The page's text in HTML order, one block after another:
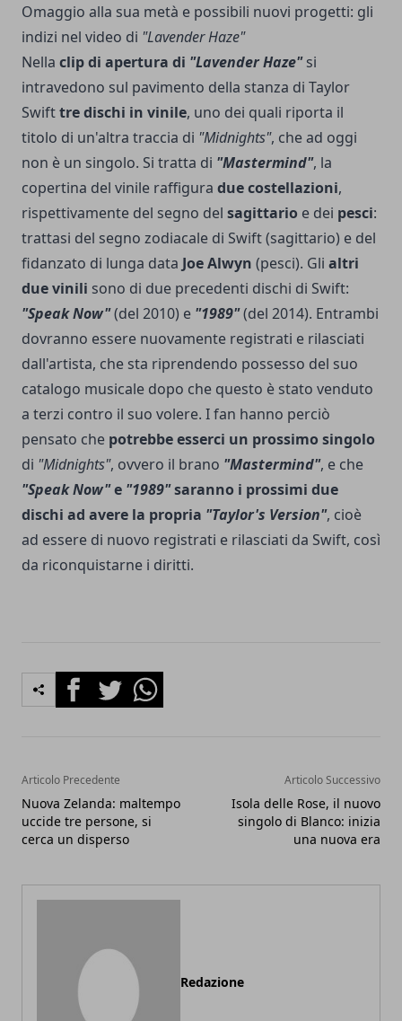
Omaggio alla sua metà e possibili nuovi progetti: gli
indizi nel video di "Lavender Haze"
Nella clip di apertura di "Lavender Haze"si
intravedono sul pavimento della stanza di Taylor
Swifttre dischi in vinile, uno dei quali riporta il
titolo di un'altra traccia di "Midnights", che ad oggi
non è un singolo. Si tratta di "Mastermind", la
copertina del vinile raffigura due costellazioni,
rispettivamente del segno del sagittario e dei pesci:
trattasi del segno zodiacale di Swift (sagittario) e del
fidanzato di lunga data Joe Alwyn (pesci). Gli altri
due vinili sono di due precedenti dischi di Swift:
"Speak Now"(del 2010) e "1989"(del 2014). Entrambi
dovranno essere nuovamente registrati e rilasciati
dall'artista, che sta riprendendo possesso del suo
catalogo musicale dopo che questo è stato venduto
a terzi contro il suo volere. I fan hanno perciò
pensato che potrebbe esserci un prossimo singolo
di "Midnights", ovvero il brano "Mastermind", e che
"Speak Now"e "1989"saranno i prossimi due
dischi ad avere la propria "Taylor's Version", cioè
ad essere di nuovo registrati e rilasciati da Swift, così
da riconquistarne i diritti.
FacebookTwitterWhatsapp
Articolo Precedente
Nuova Zelanda: maltempo
uccide tre persone, si
cerca un disperso
Articolo Successivo
Isola delle Rose, il nuovo
singolo di Blanco: inizia
una nuova era
Redazione